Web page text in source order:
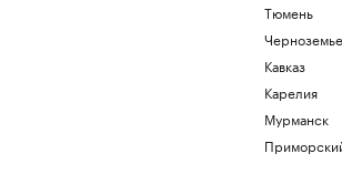
Тюмень
Черноземье
Кавказ
Карелия
Мурманск